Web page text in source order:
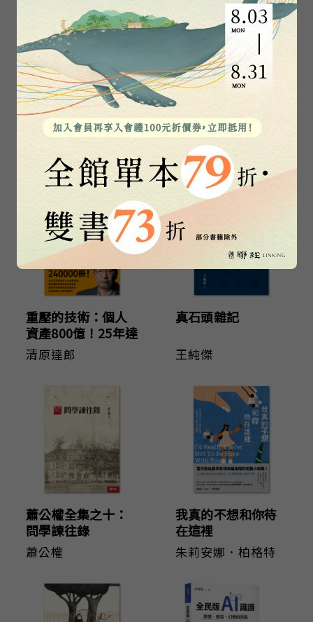
蕭公權全集之三：
政治多元論：當代
蕭公權
奧德賽＋伊利亞德
（暢銷80年英譯全
本，不朽中譯珍藏
經典）【限量精裝
噴繪版】
荷馬
重壓的技術：個人
資產800億！25年達
成93倍報酬的操盤
法
清原達郎
真石頭雜記
王純傑
蕭公權全集之十：
問學諫往錄
蕭公權
我真的不想和你待
在這裡
朱莉安娜．柏格特